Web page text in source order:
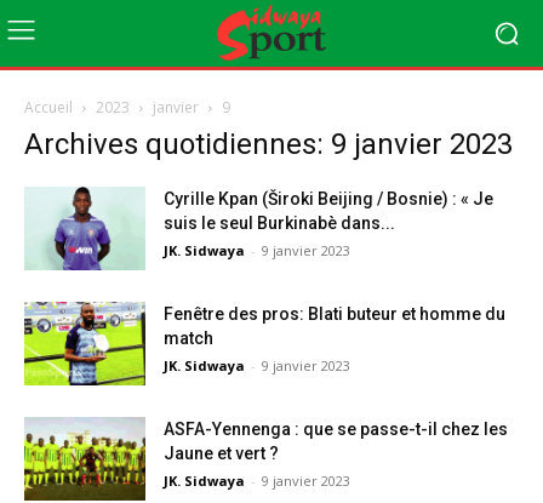
Accueil 2023 janvier 9
Archives quotidiennes: 9 janvier 2023
Cyrille Kpan (Široki Beijing / Bosnie) : « Je
suis le seul Burkinabè dans...
JK. Sidwaya - 9 janvier 2023
Fenêtre des pros: Blati buteur et homme du
match
JK. Sidwaya - 9 janvier 2023
ASFA-Yennenga : que se passe-t-il chez les
Jaune et vert ?
JK. Sidwaya - 9 janvier 2023